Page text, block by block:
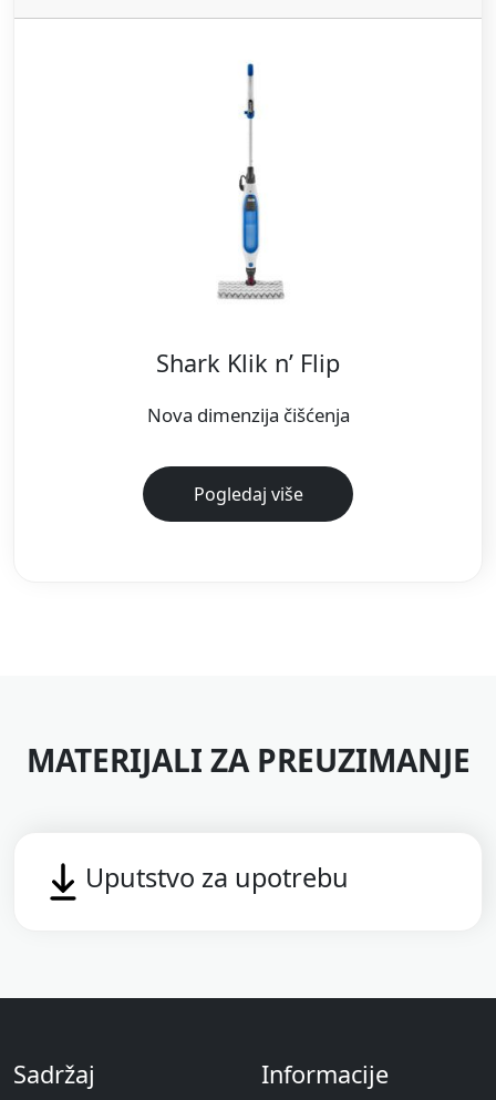
​Shark Klik n’ Flip
Nova dimenzija čišćenja
Pogledaj više
MATERIJALI ZA PREUZIMANJE
Uputstvo za upotrebu
Sadržaj Informacije